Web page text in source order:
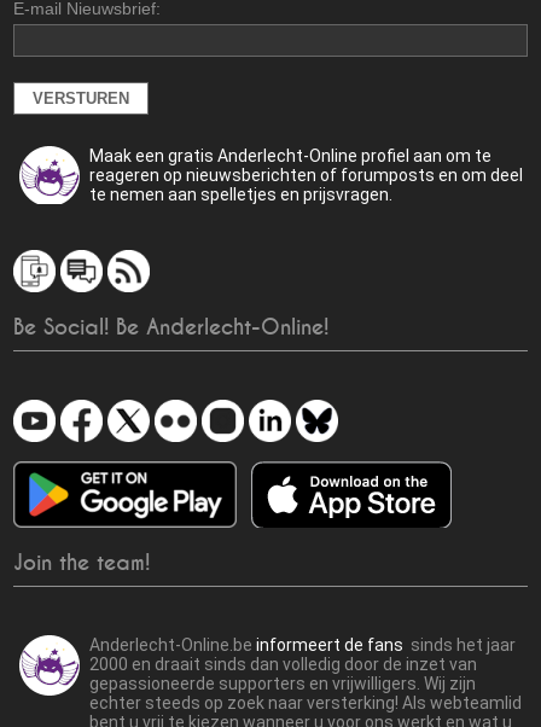
E-mail Nieuwsbrief:
Maak een gratis Anderlecht-Online profiel aan om te
reageren op nieuwsberichten of forumposts en om deel
te nemen aan spelletjes en prijsvragen.
Be Social! Be Anderlecht-Online!
Join the team!
Anderlecht-Online.beinformeert de fans sinds het jaar
2000 en draait sinds dan volledig door de inzet van
gepassioneerde supporters en vrijwilligers. Wij zijn
echter steeds op zoek naar versterking! Als webteamlid
bent u vrij te kiezen wanneer u voor ons werkt en wat u